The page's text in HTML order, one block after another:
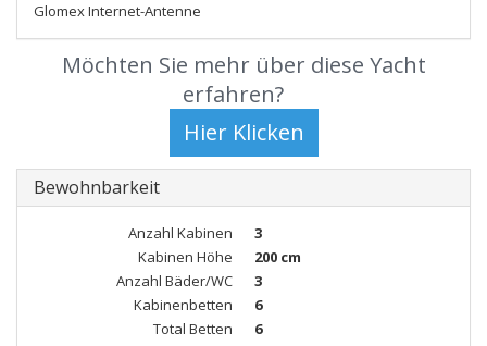
Glomex Internet-Antenne
Möchten Sie mehr über diese Yacht
erfahren?
Bewohnbarkeit
Anzahl Kabinen
3
Kabinen Höhe
200 cm
Anzahl Bäder/WC
3
Kabinenbetten
6
Total Betten
6